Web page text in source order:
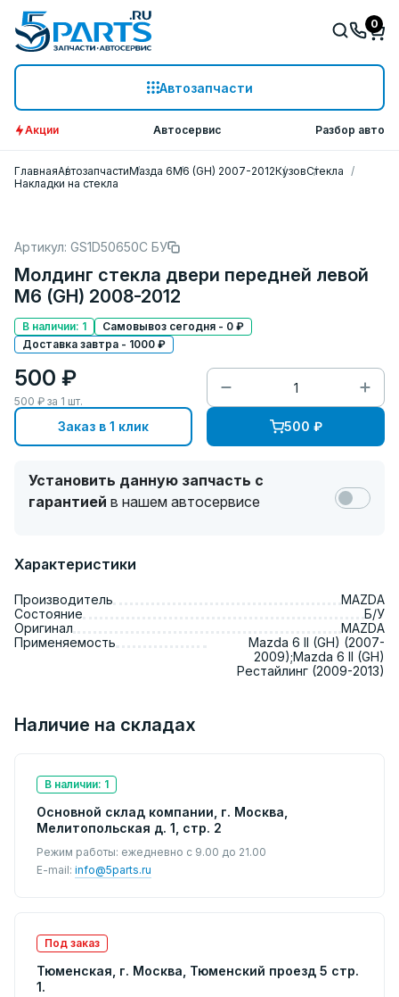
Автозапчасти
0
Акции Автосервис Разбор авто
ГлавнаяАвтозапчастиМазда 6M6 (GH) 2007-2012КузовСтекла
Накладки на стекла
Артикул: GS1D50650C БУ
Молдинг стекла двери передней левой
M6 (GH) 2008-2012
В наличии: 1
Самовывоз сегодня - 0 ₽
Доставка завтра - 1000 ₽
500 ₽
500 ₽ за 1 шт.
Заказ в 1 клик 500 ₽
Установить данную запчасть с
гарантией в нашем автосервисе
Характеристики
Производитель
MAZDA
Состояние
Б/У
Оригинал
MAZDA
Применяемость
Mazda 6 II (GH) (2007-
2009);Mazda 6 II (GH)
Рестайлинг (2009-2013)
Наличие на складах
В наличии: 1
Основной склад компании, г. Москва,
Мелитопольская д. 1, стр. 2
Режим работы: ежедневно с 9.00 до 21.00
E-mail: info@5parts.ru
Под заказ
Тюменская, г. Москва, Тюменский проезд 5 стр.
1.